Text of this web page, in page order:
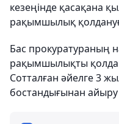
кезеңінде қасақана
рақымшылық
Бас прокуратураның
рақымшылықты
Сотталған әйелге 3
бостандығынан